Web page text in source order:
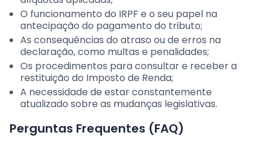
O funcionamento do IRPF e o seu papel na
antecipação do pagamento do tributo;
As consequências do atraso ou de erros na
declaração, como multas e penalidades;
Os procedimentos para consultar e receber a
restituição do Imposto de Renda;
A necessidade de estar constantemente
atualizado sobre as mudanças legislativas.
Perguntas Frequentes (FAQ)